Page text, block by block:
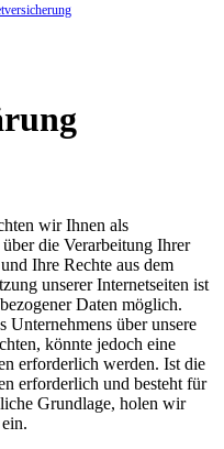
wir Ihnen als
die Verarbeitung Ihrer
Ihre Rechte aus dem
unserer Internetseiten ist
Daten möglich.
Unternehmens über unsere
könnte jedoch eine
erforderlich werden. Ist die
erforderlich und besteht für
Grundlage, holen wir